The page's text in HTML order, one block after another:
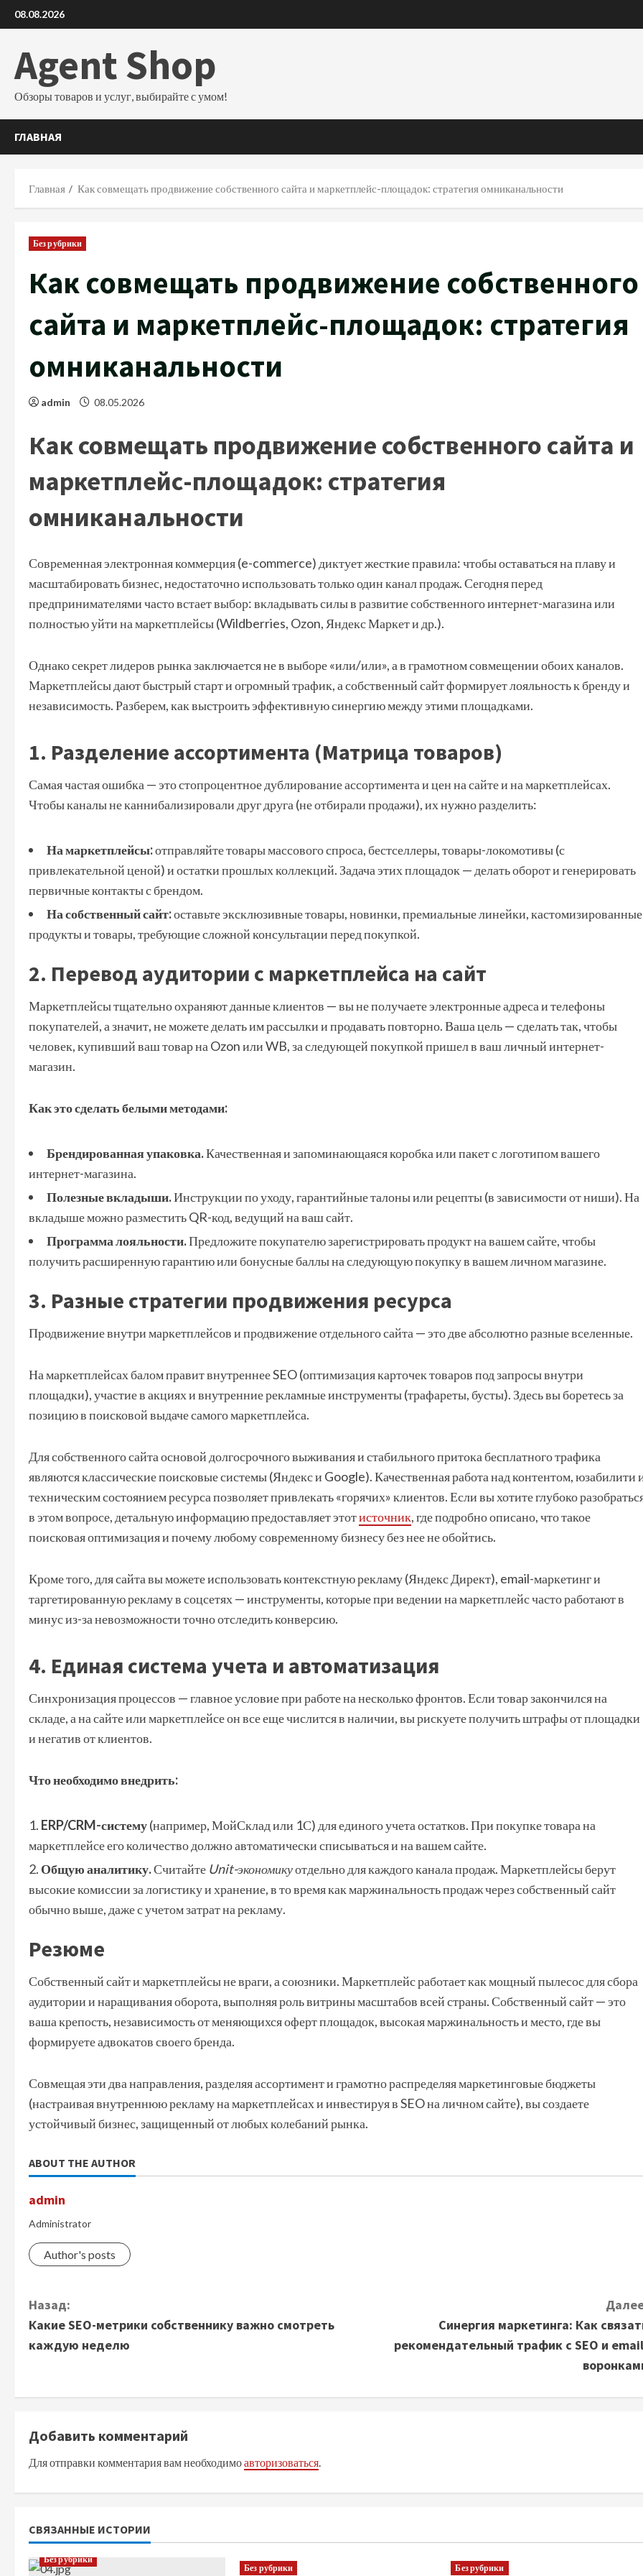
Перейти
к
08.08.2026
Agent Shop
Обзоры товаров и услуг, выбирайте с умом!
ГЛАВНАЯ
Главная Как совмещать продвижение собственного сайта и маркетплейс-площадок: стратегия омниканальности
Без рубрики
Как совмещать продвижение собственного
сайта и маркетплейс-площадок: стратегия
омниканальности
admin 08.05.2026
Как совмещать продвижение собственного сайта и
маркетплейс-площадок: стратегия
омниканальности
Современная электронная коммерция (e-commerce) диктует жесткие правила: чтобы оставаться на плаву и
масштабировать бизнес, недостаточно использовать только один канал продаж. Сегодня перед
предпринимателями часто встает выбор: вкладывать силы в развитие собственного интернет-магазина или
полностью уйти на маркетплейсы (Wildberries, Ozon, Яндекс Маркет и др.).
Однако секрет лидеров рынка заключается не в выборе «или/или», а в грамотном совмещении обоих каналов.
Маркетплейсы дают быстрый старт и огромный трафик, а собственный сайт формирует лояльность к бренду и
независимость. Разберем, как выстроить эффективную синергию между этими площадками.
1. Разделение ассортимента (Матрица товаров)
Самая частая ошибка — это стопроцентное дублирование ассортимента и цен на сайте и на маркетплейсах.
Чтобы каналы не каннибализировали друг друга (не отбирали продажи), их нужно разделить:
На маркетплейсы:отправляйте товары массового спроса, бестселлеры, товары-локомотивы (с
привлекательной ценой) и остатки прошлых коллекций. Задача этих площадок — делать оборот и генерировать
первичные контакты с брендом.
На собственный сайт:оставьте эксклюзивные товары, новинки, премиальные линейки, кастомизированные
продукты и товары, требующие сложной консультации перед покупкой.
2. Перевод аудитории с маркетплейса на сайт
Маркетплейсы тщательно охраняют данные клиентов — вы не получаете электронные адреса и телефоны
покупателей, а значит, не можете делать им рассылки и продавать повторно. Ваша цель — сделать так, чтобы
человек, купивший ваш товар на Ozon или WB, за следующей покупкой пришел в ваш личный интернет-
магазин.
Как это сделать белыми методами:
Брендированная упаковка.Качественная и запоминающаяся коробка или пакет с логотипом вашего
интернет-магазина.
Полезные вкладыши.Инструкции по уходу, гарантийные талоны или рецепты (в зависимости от ниши). На
вкладыше можно разместить QR-код, ведущий на ваш сайт.
Программа лояльности.Предложите покупателю зарегистрировать продукт на вашем сайте, чтобы
получить расширенную гарантию или бонусные баллы на следующую покупку в вашем личном магазине.
3. Разные стратегии продвижения ресурса
Продвижение внутри маркетплейсов и продвижение отдельного сайта — это две абсолютно разные вселенные.
На маркетплейсах балом правит внутреннее SEO (оптимизация карточек товаров под запросы внутри
площадки), участие в акциях и внутренние рекламные инструменты (трафареты, бусты). Здесь вы боретесь за
позицию в поисковой выдаче самого маркетплейса.
Для собственного сайта основой долгосрочного выживания и стабильного притока бесплатного трафика
являются классические поисковые системы (Яндекс и Google). Качественная работа над контентом, юзабилити
техническим состоянием ресурса позволяет привлекать «горячих» клиентов. Если вы хотите глубоко
в этом вопросе, детальную информацию предоставляет этотисточник, где подробно описано, что такое
поисковая оптимизация и почему любому современному бизнесу без нее не обойтись.
Кроме того, для сайта вы можете использовать контекстную рекламу (Яндекс Директ), email-маркетинг и
таргетированную рекламу в соцсетях — инструменты, которые при ведении на маркетплейс часто работают в
минус из-за невозможности точно отследить конверсию.
4. Единая система учета и автоматизация
Синхронизация процессов — главное условие при работе на несколько фронтов. Если товар закончился на
складе, а на сайте или маркетплейсе он все еще числится в наличии, вы рискуете получить штрафы от площадки
и негатив от клиентов.
Что необходимо внедрить:
ERP/CRM-систему(например, МойСклад или 1С) для единого учета остатков. При покупке товара на
маркетплейсе его количество должно автоматически списываться и на вашем сайте.
Общую аналитику.Считайте Unit-экономикуотдельно для каждого канала продаж. Маркетплейсы берут
высокие комиссии за логистику и хранение, в то время как маржинальность продаж через собственный сайт
обычно выше, даже с учетом затрат на рекламу.
Резюме
Собственный сайт и маркетплейсы не враги, а союзники. Маркетплейс работает как мощный пылесос для сбора
аудитории и наращивания оборота, выполняя роль витрины масштабов всей страны. Собственный сайт — это
ваша крепость, независимость от меняющихся оферт площадок, высокая маржинальность и место, где вы
формируете адвокатов своего бренда.
Совмещая эти два направления, разделяя ассортимент и грамотно распределяя маркетинговые бюджеты
(настраивая внутреннюю рекламу на маркетплейсах и инвестируя в SEO на личном сайте), вы создаете
устойчивый бизнес, защищенный от любых колебаний рынка.
ABOUT THE AUTHOR
admin
Administrator
Author's posts
П
р
д
о
л
ж
и
т
Назад:
Какие SEO-метрики собственнику важно смотреть
каждую неделю
Синергия маркетинга: Как
рекомендательный трафик с SEO и
Добавить комментарий
Для отправки комментария вам необходимоавторизоваться.
СВЯЗАННЫЕ ИСТОРИИ
Без рубрики
Без рубрики
Без рубрики